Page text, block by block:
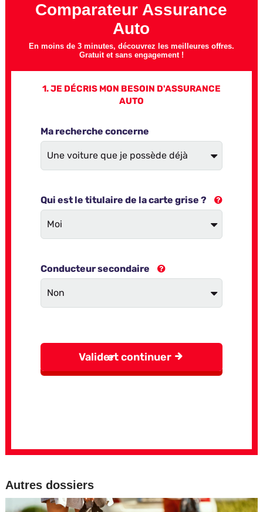
Comparateur Assurance
Auto
En moins de 3 minutes, découvrez les meilleures offres.
Gratuit et sans engagement !
Autres dossiers